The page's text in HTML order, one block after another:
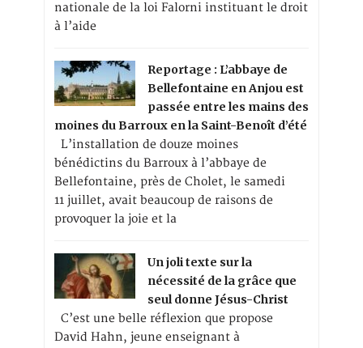
nationale de la loi Falorni instituant le droit
à l’aide
Reportage : L’abbaye de
Bellefontaine en Anjou est
passée entre les mains des
moines du Barroux en la Saint-Benoît d’été
L’installation de douze moines
bénédictins du Barroux à l’abbaye de
Bellefontaine, près de Cholet, le samedi
11 juillet, avait beaucoup de raisons de
provoquer la joie et la
Un joli texte sur la
nécessité de la grâce que
seul donne Jésus-Christ
C’est une belle réflexion que propose
David Hahn, jeune enseignant à